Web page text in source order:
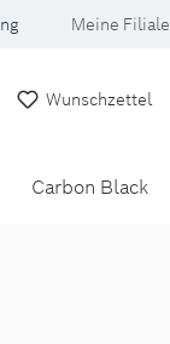
Meine Filiale
Wunschzettel
Carbon Black